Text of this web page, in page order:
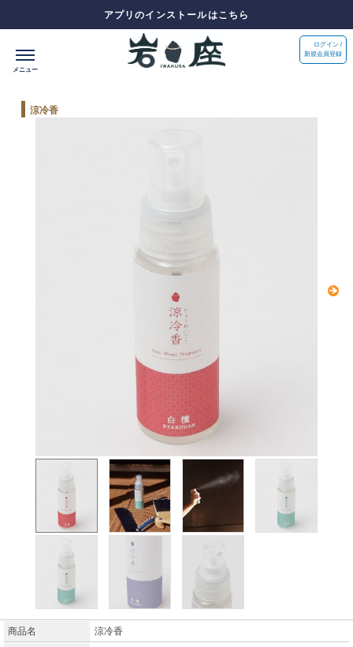
アプリのインストールはこちら
ログイン /
新規会員登録
涼冷香
商品名
涼冷香